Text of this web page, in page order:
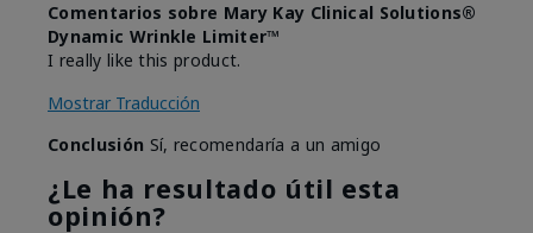
Comentarios sobre Mary Kay Clinical Solutions®
Dynamic Wrinkle Limiter™
I really like this product.
Mostrar Traducción
Conclusión Sí, recomendaría a un amigo
¿Le ha resultado útil esta
opinión?